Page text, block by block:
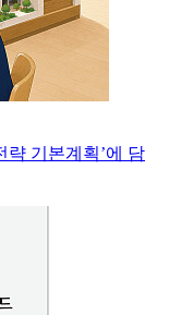
략 기본계획’에 담